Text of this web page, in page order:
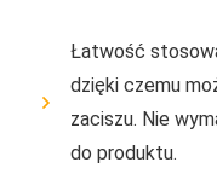
Łatwość
dzięki czemu
zaciszu. Nie
do produktu.